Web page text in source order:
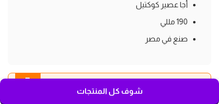
أجا عصير كوكتيل
190 مللي
صنع في مصر
5
شوف كل المنتجات